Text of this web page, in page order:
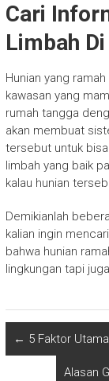
Cari
Limbah
Hunian yang
kawasan yang
rumah tangga
akan membuat
tersebut untuk
limbah yang baik
kalau hunian
Demikianlah
kalian ingin
bahwa hunian
lingkungan tapi
← 5 Faktor
Alasan